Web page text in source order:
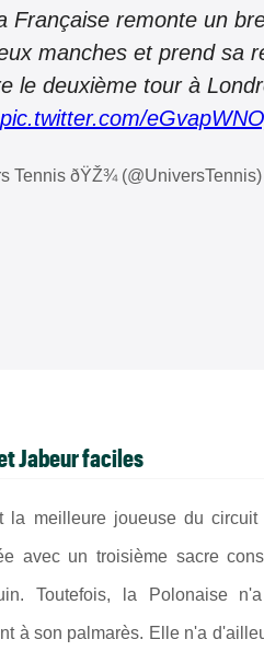
Française remonte un
manches et prend sa
le deuxième tour à
pic.twitter.com/
Tennis ðŸŽ¾ (@UniversTennis)
Jabeur faciles
la meilleure joueuse du
avec un troisième sacre
Toutefois, la Polonaise
à son palmarès. Elle n'a